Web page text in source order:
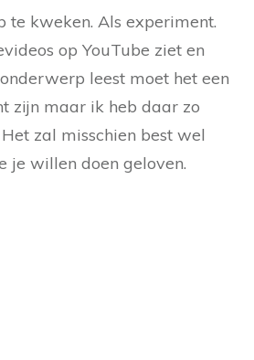
te kweken. Als experiment.
op YouTube ziet en
leest moet het een
zijn maar ik heb daar zo
zal misschien best wel
je willen doen geloven.